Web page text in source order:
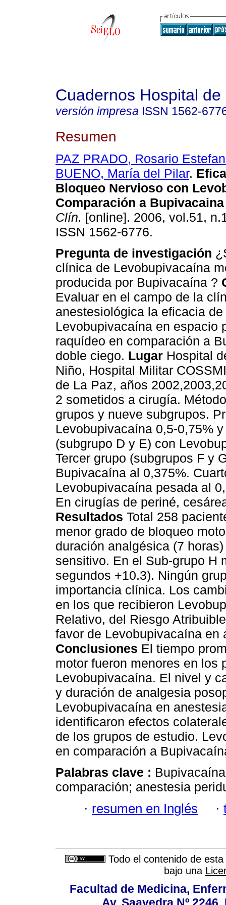
Cuadernos Hospital
versión impresa ISSN 1562-
Resumen
PAZ PRADO, Rosario
BUENO, María del Pilar.
Bloqueo Nervioso con
Comparación a
Clín. [online]. 2006, vol.51,
ISSN 1562-6776.
Pregunta de investigación
clínica de Levobupivacaína
producida por Bupivacaína ?
Evaluar en el campo de la
anestesiológica la eficacia de
Levobupivacaína en espacio
raquídeo en comparación a
doble ciego. Lugar Hospital
Niño, Hospital Militar
de La Paz, años
2 sometidos a cirugía.
grupos y nueve subgrupos.
Levobupivacaína 0,5-0,75%
(subgrupo D y E) con
Tercer grupo (subgrupos F y
Bupivacaína al 0,375%.
Levobupivacaína pesada al
En cirugías de periné,
Resultados Total 258
menor grado de bloqueo
duración analgésica (7
sensitivo. En el Sub-grupo H
segundos +10.3). Ningún
importancia clínica. Los
en los que recibieron
Relativo, del Riesgo
favor de Levobupivacaína en
Conclusiones El tiempo
motor fueron menores en los
Levobupivacaína. El nivel y
y duración de analgesia
Levobupivacaína en
identificaron efectos
de los grupos de estudio.
en comparación a
Palabras clave :
comparación; anestesia
· resumen en Inglés ·
Todo el contenido de
bajo una
Facultad de Medicina,